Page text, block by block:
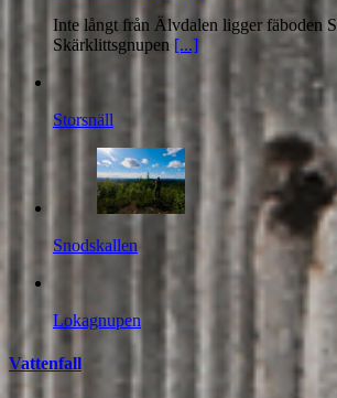
Inte långt från Älvdalen ligger fäboden
Skärklittsgnupen [...]
Storsnäll
Snodskallen
Lokagnupen
Vattenfall